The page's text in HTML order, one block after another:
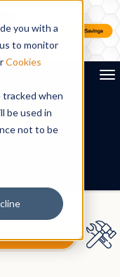
you with a
to monitor
Cookies
tracked when
be used in
not to be